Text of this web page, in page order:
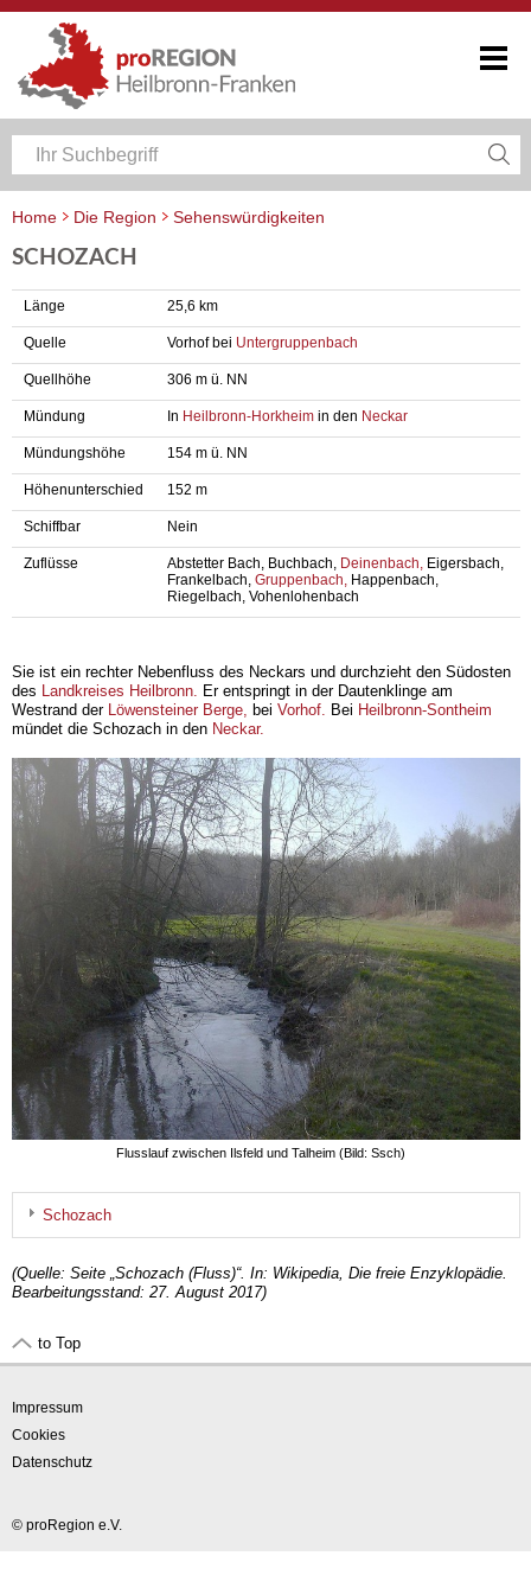
Home Die Region Sehenswürdigkeiten
SCHOZACH
Länge 25,6 km
Quelle Vorhof bei Untergruppenbach
Quellhöhe 306 m ü. NN
Mündung In Heilbronn-Horkheim in den Neckar
Mündungshöhe 154 m ü. NN
Höhenunterschied 152 m
Schiffbar Nein
Zuflüsse Abstetter Bach, Buchbach, Deinenbach, Eigersbach,
Frankelbach, Gruppenbach, Happenbach,
Riegelbach, Vohenlohenbach
Sie ist ein rechter Nebenfluss des Neckars und durchzieht den Südosten
des Landkreises Heilbronn. Er entspringt in der Dautenklinge am
Westrand der Löwensteiner Berge, bei Vorhof. Bei Heilbronn-Sontheim
mündet die Schozach in den Neckar.
Flusslauf zwischen Ilsfeld und Talheim (Bild: Ssch)
Schozach
(Quelle: Seite „Schozach (Fluss)“. In: Wikipedia, Die freie Enzyklopädie.
Bearbeitungsstand: 27. August 2017)
to Top
Impressum
Cookies
Datenschutz
© proRegion e.V.